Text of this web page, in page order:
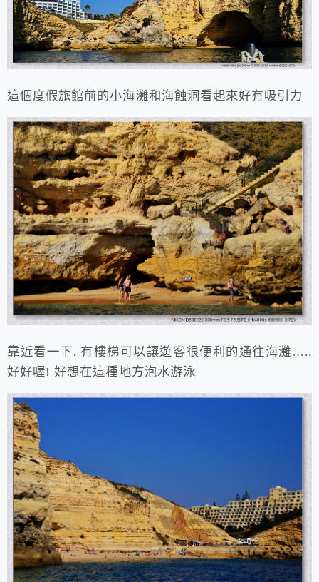
這個度假旅館前的小海灘和海蝕洞看起來好有吸引力
靠近看一下, 有樓梯可以讓遊客很便利的通往海灘…..
好好喔! 好想在這種地方泡水游泳